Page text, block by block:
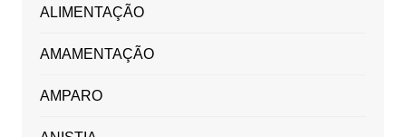
ALIMENTAÇÃO
AMAMENTAÇÃO
AMPARO